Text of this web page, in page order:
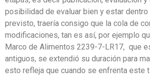
posibilidad de evaluar bien y estar dentro
previsto, traería consigo que la cola de
modificaciones, tan es así, por ejemplo
Marco de Alimentos 2239-7-LR17, que
antiguos, se extendió su duración para
esto refleja que cuando se enfrenta este